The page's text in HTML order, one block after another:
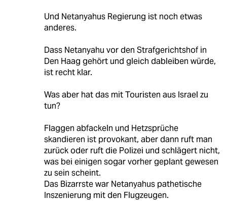
Und Netanyahus Regierung ist noch etwas
anderes.
Dass Netanyahu vor den Strafgerichtshof in
Den Haag gehört und gleich dableiben würde,
ist recht klar.
Was aber hat das mit Touristen aus Israel zu
tun?
Flaggen abfackeln und Hetzsprüche
skandieren ist provokant, aber dann ruft man
zurück oder ruft die Polizei und schlägert nicht,
was bei einigen sogar vorher geplant gewesen
zu sein scheint.
Das Bizarrste war Netanyahus pathetische
Inszenierung mit den Flugzeugen.